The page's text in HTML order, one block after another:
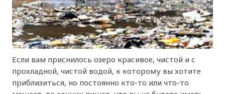
Если вам приснилось озеро красивое, чистой и с
прохладной, чистой водой, к которому вы хотите
приблизиться, но постоянно кто-то или что-то